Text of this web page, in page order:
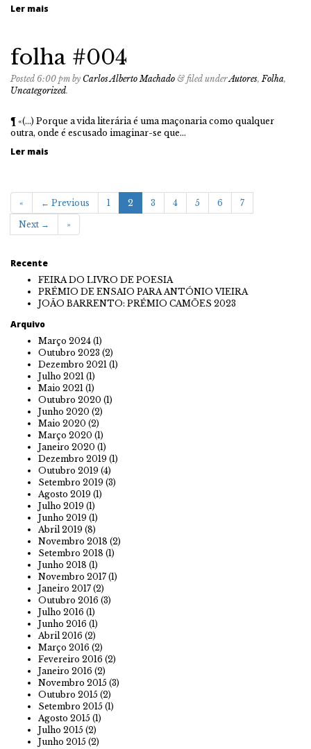
Ler mais
folha #004
Posted 6:00 pm by Carlos Alberto Machado & filed underAutores,Folha,
Uncategorized.
¶ «(…) Porque a vida literária é uma maçonaria como qualquer
outra, onde é escusado imaginar-se que…
Ler mais
« ← Previous 1 2 3 4 5 6 7
Next → »
Recente
FEIRA DO LIVRO DE POESIA
PRÉMIO DE ENSAIO PARA ANTÓNIO VIEIRA
JOÃO BARRENTO: PRÉMIO CAMÕES 2023
Arquivo
Março 2024 (1)
Outubro 2023 (2)
Dezembro 2021 (1)
Julho 2021 (1)
Maio 2021 (1)
Outubro 2020 (1)
Junho 2020 (2)
Maio 2020 (2)
Março 2020 (1)
Janeiro 2020 (1)
Dezembro 2019 (1)
Outubro 2019 (4)
Setembro 2019 (3)
Agosto 2019 (1)
Julho 2019 (1)
Junho 2019 (1)
Abril 2019 (8)
Novembro 2018 (2)
Setembro 2018 (1)
Junho 2018 (1)
Novembro 2017 (1)
Janeiro 2017 (2)
Outubro 2016 (3)
Julho 2016 (1)
Junho 2016 (1)
Abril 2016 (2)
Março 2016 (2)
Fevereiro 2016 (2)
Janeiro 2016 (2)
Novembro 2015 (3)
Outubro 2015 (2)
Setembro 2015 (1)
Agosto 2015 (1)
Julho 2015 (2)
Junho 2015 (2)